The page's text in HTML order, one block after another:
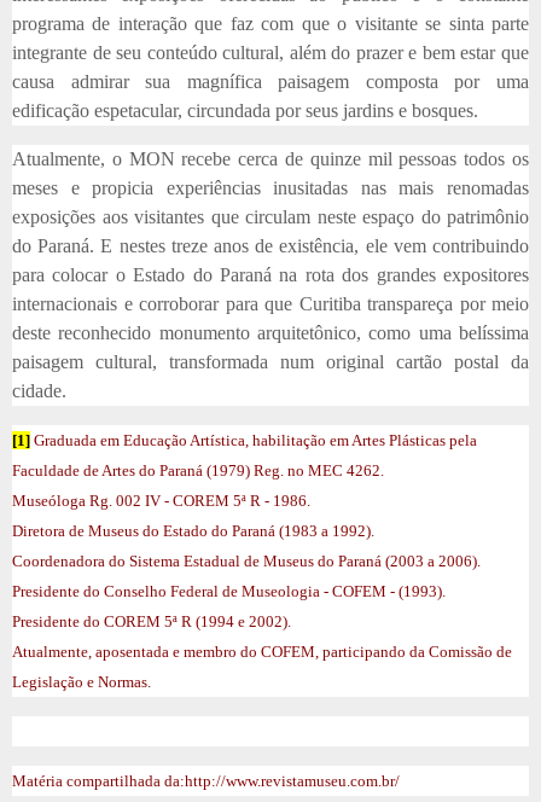
programa de interação que faz com que o visitante se sinta parte
integrante de seu conteúdo cultural, além do prazer e bem estar que
causa admirar sua magnífica paisagem composta por uma
edificação espetacular, circundada por seus jardins e bosques.
Atualmente, o MON recebe cerca de quinze mil pessoas todos os
meses e propicia experiências inusitadas nas mais renomadas
exposições aos visitantes que circulam neste espaço do patrimônio
do Paraná. E nestes treze anos de existência, ele vem contribuindo
para colocar o Estado do Paraná na rota dos grandes expositores
internacionais e corroborar para que Curitiba transpareça por meio
deste reconhecido monumento arquitetônico, como uma belíssima
paisagem cultural, transformada num original cartão postal da
cidade.
[1] Graduada em Educação Artística, habilitação em Artes Plásticas pela
Faculdade de Artes do Paraná (1979) Reg. no MEC 4262.
Museóloga Rg. 002 IV - COREM 5ª R - 1986.
Diretora de Museus do Estado do Paraná (1983 a 1992).
Coordenadora do Sistema Estadual de Museus do Paraná (2003 a 2006).
Presidente do Conselho Federal de Museologia - COFEM - (1993).
Presidente do COREM 5ª R (1994 e 2002).
Atualmente, aposentada e membro do COFEM, participando da Comissão de
Legislação e Normas.
Matéria compartilhada da:http://www.revistamuseu.com.br/